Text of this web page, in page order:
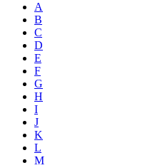
A
B
C
D
E
F
G
H
I
J
K
L
M